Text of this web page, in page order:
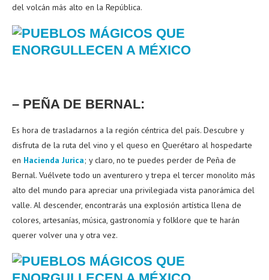
del volcán más alto en la República.
– PEÑA DE BERNAL:
Es hora de trasladarnos a la región céntrica del país. Descubre y
disfruta de la ruta del vino y el queso en Querétaro al hospedarte
en Hacienda Jurica; y claro, no te puedes perder de Peña de
Bernal. Vuélvete todo un aventurero y trepa el tercer monolito más
alto del mundo para apreciar una privilegiada vista panorámica del
valle. Al descender, encontrarás una explosión artística llena de
colores, artesanías, música, gastronomía y folklore que te harán
querer volver una y otra vez.